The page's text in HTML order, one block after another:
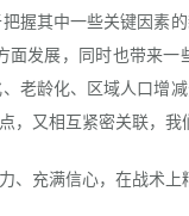
握其中一些关键因素
发展，同时也带来
老龄化、区域人口增
又相互紧密关联，
满信心，在战术上